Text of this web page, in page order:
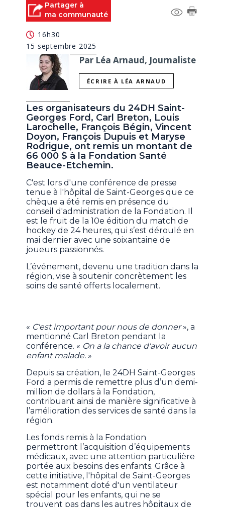
Partager à
ma communauté
16h30
15 septembre 2025
Par Léa Arnaud, Journaliste
ÉCRIRE À LÉA ARNAUD
Les organisateurs du 24DH Saint-
Georges Ford, Carl Breton, Louis
Larochelle, François Bégin, Vincent
Doyon, François Dupuis et Maryse
Rodrigue, ont remis un montant de
66 000 $ à la Fondation Santé
Beauce-Etchemin.
C'est lors d'une conférence de presse
tenue à l'hôpital de Saint-Georges que ce
chèque a été remis en présence du
conseil d'administration de la Fondation. Il
est le fruit de la 10e édition du match de
hockey de 24 heures, qui s’est déroulé en
mai dernier avec une soixantaine de
joueurs passionnés.
L’événement, devenu une tradition dans la
région, vise à soutenir concrètement les
soins de santé offerts localement.
« C'est important pour nous de donner», a
mentionné Carl Breton pendant la
conférence. « On a la chance d'avoir aucun
enfant malade.»
Depuis sa création, le 24DH Saint-Georges
Ford a permis de remettre plus d’un demi-
million de dollars à la Fondation,
contribuant ainsi de manière significative à
l’amélioration des services de santé dans la
région.
Les fonds remis à la Fondation
permettront l’acquisition d’équipements
médicaux, avec une attention particulière
portée aux besoins des enfants. Grâce à
cette initiative, l'hôpital de Saint-Georges
est notamment doté d'un ventilateur
spécial pour les enfants, qui ne se
trouvent pas dans les autres hôpitaux de